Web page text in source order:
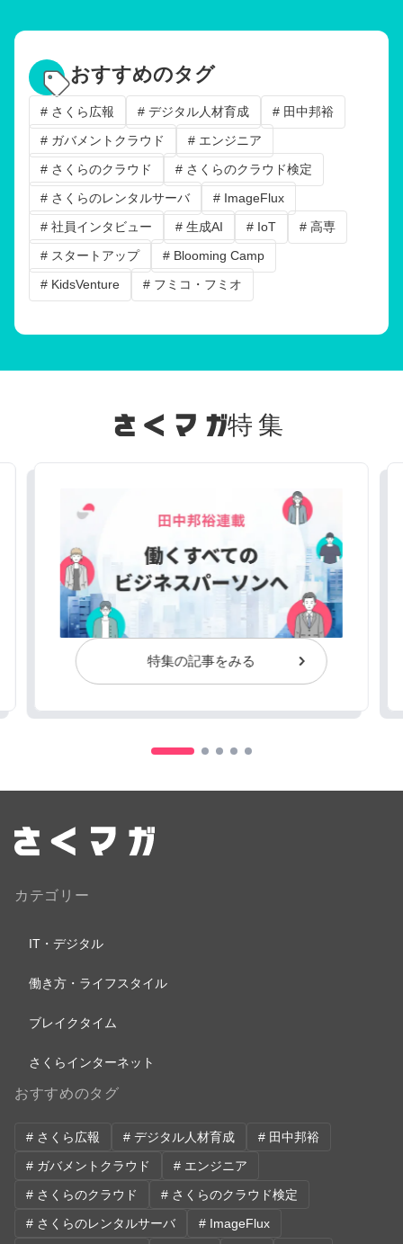
おすすめのタグ
# さくら広報 # デジタル人材育成
# 田中邦裕
# ガバメントクラウド
# エンジニア
# さくらのクラウド
# さくらのクラウド検定
# さくらのレンタルサーバ
# ImageFlux
# 社員インタビュー
# 生成AI # IoT
# 高専
# スタートアップ
# Blooming Camp
# KidsVenture
# フミコ・フミオ
特集
特集の記事をみる
カテゴリー
IT・デジタル
働き方・ライフスタイル
ブレイクタイム
さくらインターネット
おすすめのタグ
# さくら広報 # デジタル人材育成
# 田中邦裕
# ガバメントクラウド
# エンジニア
# さくらのクラウド
# さくらのクラウド検定
# さくらのレンタルサーバ
# ImageFlux